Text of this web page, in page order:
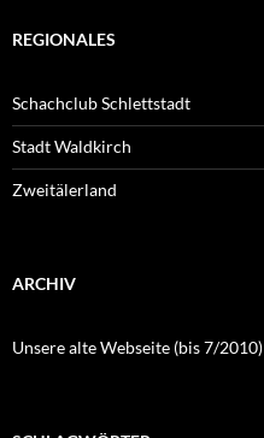
REGIONALES
Schachclub Schlettstadt
Stadt Waldkirch
Zweitälerland
ARCHIV
Unsere alte Webseite (bis 7/2010)